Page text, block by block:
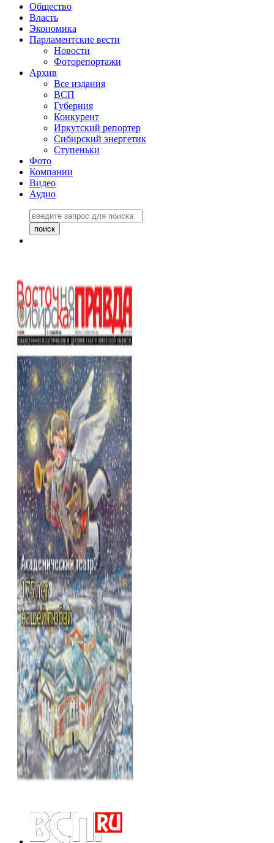
Общество
Власть
Экономика
Парламентские вести
Новости
Фоторепортажи
Архив
Все издания
ВСП
Губерния
Конкурент
Иркутский репортер
Сибирский энергетик
Ступеньки
Фото
Компании
Видео
Аудио